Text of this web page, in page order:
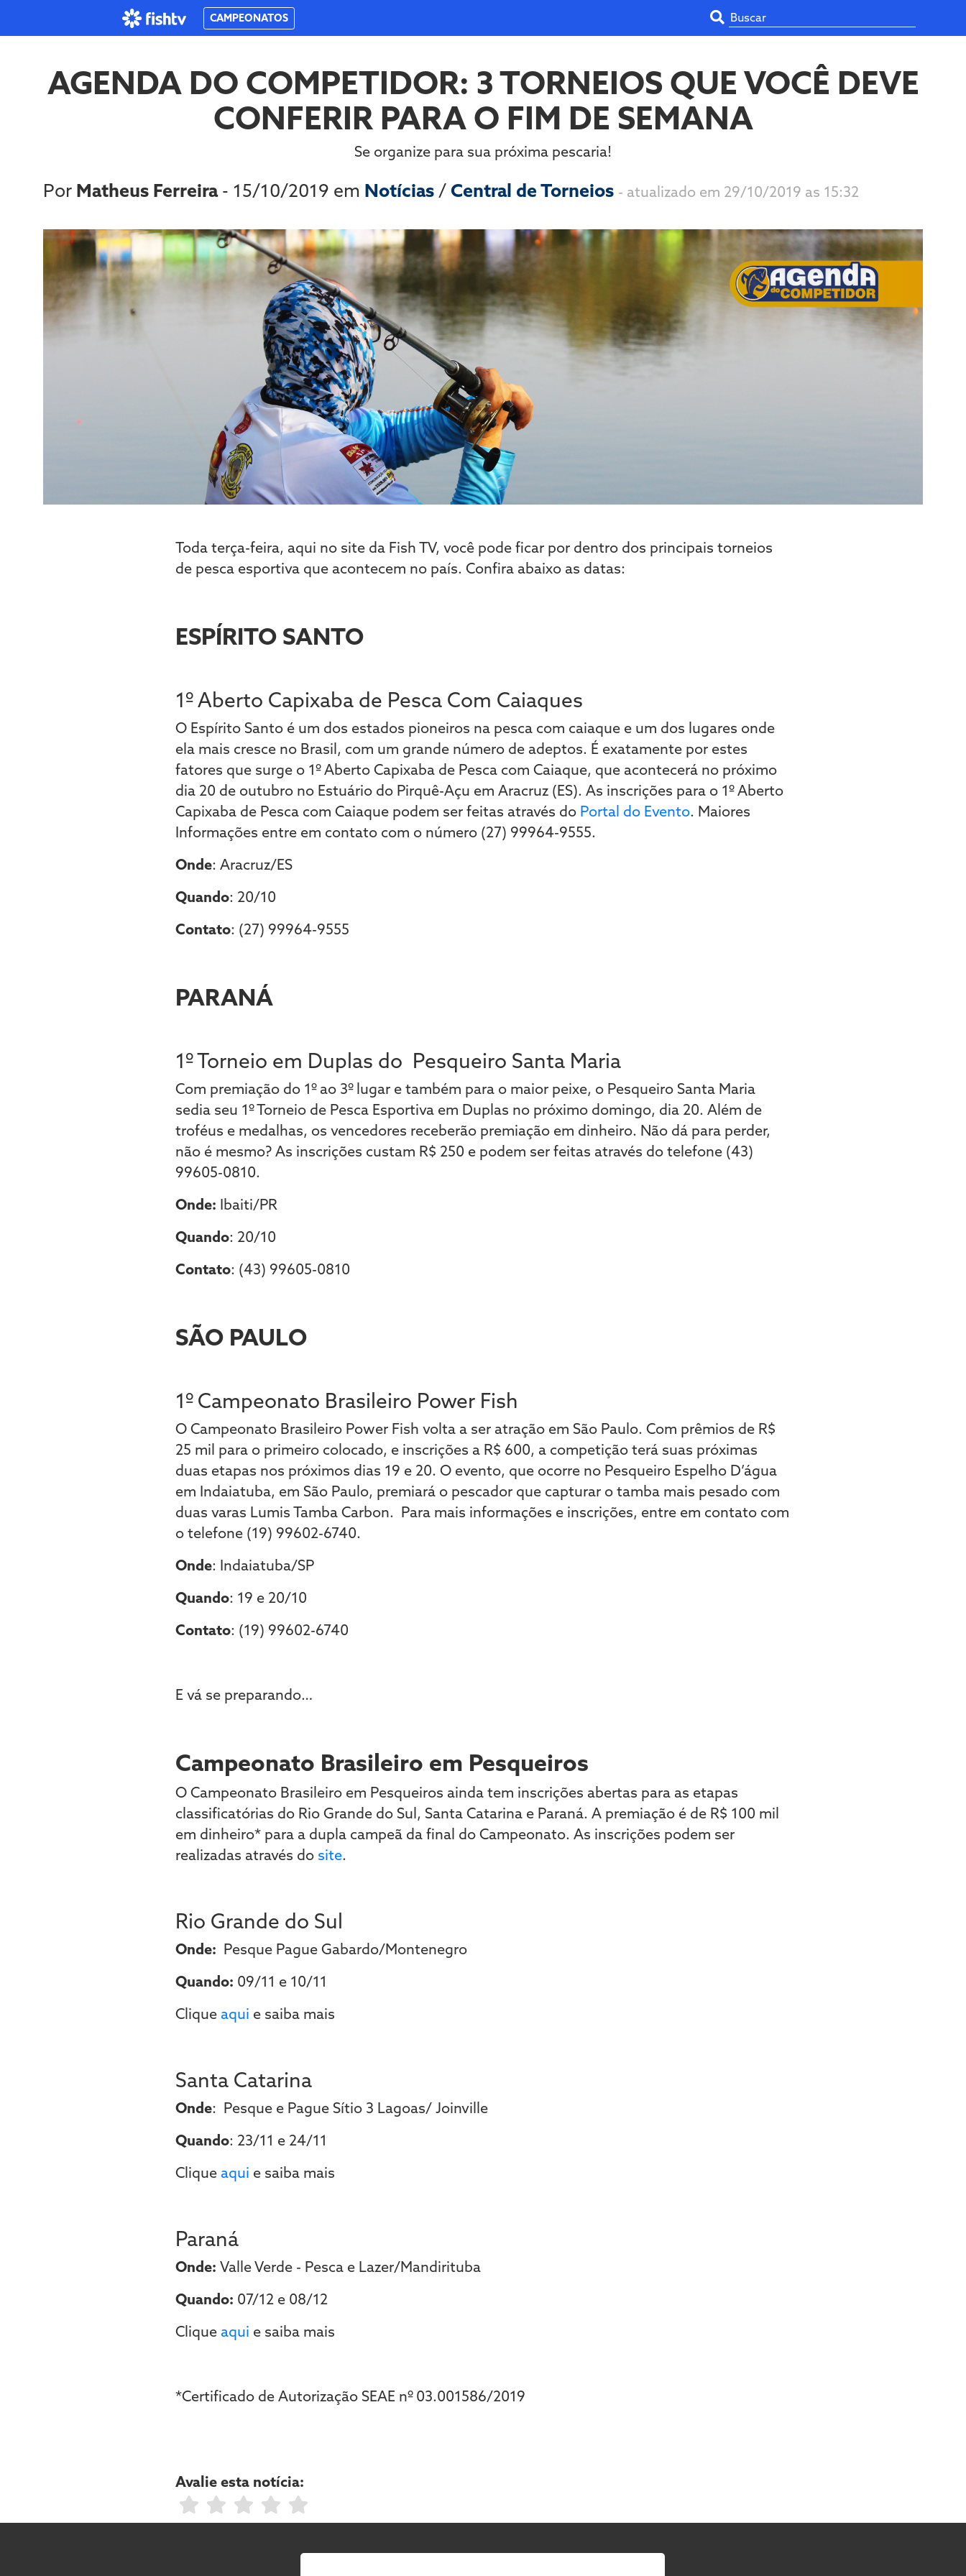
CAMPEONATOS
AGENDA DO COMPETIDOR: 3 TORNEIOS QUE VOCÊ DEVE
CONFERIR PARA O FIM DE SEMANA
Se organize para sua próxima pescaria!
Por Matheus Ferreira- 15/10/2019 em Notícias/Central de Torneios - atualizado em 29/10/2019 as 15:32
Toda terça-feira, aqui no site da Fish TV, você pode ficar por dentro dos principais torneios
de pesca esportiva que acontecem no país. Confira abaixo as datas:
ESPÍRITO SANTO
1º Aberto Capixaba de Pesca Com Caiaques
O Espírito Santo é um dos estados pioneiros na pesca com caiaque e um dos lugares onde
ela mais cresce no Brasil, com um grande número de adeptos. É exatamente por estes
fatores que surge o 1º Aberto Capixaba de Pesca com Caiaque, que acontecerá no próximo
dia 20 de outubro no Estuário do Pirquê-Açu em Aracruz (ES). As inscrições para o 1º Aberto
Capixaba de Pesca com Caiaque podem ser feitas através do Portal do Evento. Maiores
Informações entre em contato com o número (27) 99964-9555.
Onde: Aracruz/ES
Quando: 20/10
Contato: (27) 99964-9555
PARANÁ
1º Torneio em Duplas do Pesqueiro Santa Maria
Com premiação do 1º ao 3º lugar e também para o maior peixe, o Pesqueiro Santa Maria
sedia seu 1º Torneio de Pesca Esportiva em Duplas no próximo domingo, dia 20. Além de
troféus e medalhas, os vencedores receberão premiação em dinheiro. Não dá para perder,
não é mesmo? As inscrições custam R$ 250 e podem ser feitas através do telefone (43)
99605-0810.
Onde: Ibaiti/PR
Quando: 20/10
Contato: (43) 99605-0810
SÃO PAULO
1º Campeonato Brasileiro Power Fish
O Campeonato Brasileiro Power Fish volta a ser atração em São Paulo. Com prêmios de R$
25 mil para o primeiro colocado, e inscrições a R$ 600, a competição terá suas próximas
duas etapas nos próximos dias 19 e 20. O evento, que ocorre no Pesqueiro Espelho D’água
em Indaiatuba, em São Paulo, premiará o pescador que capturar o tamba mais pesado com
duas varas Lumis Tamba Carbon. Para mais informações e inscrições, entre em contato com
o telefone (19) 99602-6740.
Onde: Indaiatuba/SP
Quando: 19 e 20/10
Contato: (19) 99602-6740
E vá se preparando…
Campeonato Brasileiro em Pesqueiros
O Campeonato Brasileiro em Pesqueiros ainda tem inscrições abertas para as etapas
classificatórias do Rio Grande do Sul, Santa Catarina e Paraná. A premiação é de R$ 100 mil
em dinheiro* para a dupla campeã da final do Campeonato. As inscrições podem ser
realizadas através do site.
Rio Grande do Sul
Onde: Pesque Pague Gabardo/Montenegro
Quando: 09/11 e 10/11
Clique aqui e saiba mais
Santa Catarina
Onde: Pesque e Pague Sítio 3 Lagoas/ Joinville
Quando: 23/11 e 24/11
Clique aqui e saiba mais
Paraná
Onde: Valle Verde - Pesca e Lazer/Mandirituba
Quando: 07/12 e 08/12
Clique aqui e saiba mais
*Certificado de Autorização SEAE nº 03.001586/2019
Avalie esta notícia: